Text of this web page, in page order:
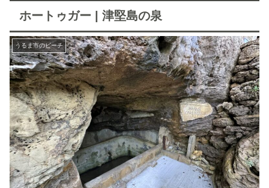
ホートゥガー | 津堅島の泉
うるま市のビーチ